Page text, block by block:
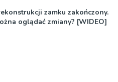
zamku zakończony.
oglądać zmiany? [WIDEO]